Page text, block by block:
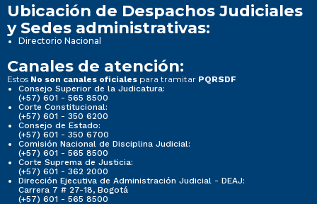
Ubicación de Despachos Judiciales
y Sedes administrativas:
Directorio Nacional
Canales de atención:
Estos No son canales oficiales para tramitar PQRSDF
Consejo Superior de la Judicatura:
(+57) 601 - 565 8500
Corte Constitucional:
(+57) 601 - 350 6200
Consejo de Estado:
(+57) 601 - 350 6700
Comisión Nacional de Disciplina Judicial:
(+57) 601 - 565 8500
Corte Suprema de Justicia:
(+57) 601 - 362 2000
Dirección Ejecutiva de Administración Judicial - DEAJ:
Carrera 7 # 27-18, Bogotá
(+57) 601 - 565 8500